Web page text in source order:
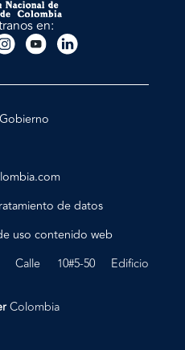
en:
de datos
uso contenido web
Calle 10#5-50 Edificio
Colombia